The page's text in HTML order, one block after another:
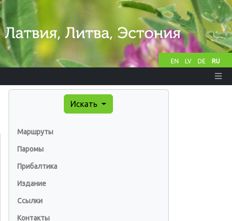
EN LV DE RU
Искать
Маршруты
Паромы
Прибалтика
Издание
Ссылки
Контакты